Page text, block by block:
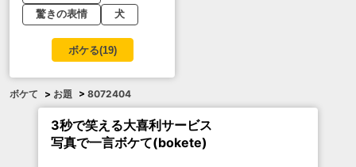
驚きの表情
犬
ボケる(19)
ボケて > お題 > 8072404
3秒で笑える大喜利サービス
写真で一言ボケて(bokete)